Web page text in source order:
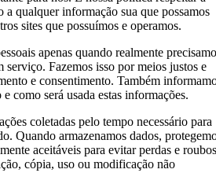
a qualquer informação sua que possamos
sites que possuímos e operamos.
apenas quando realmente
serviço. Fazemos isso por meios justos e
e consentimento. Também
como será usada estas informações.
coletadas pelo tempo necessário para
Quando armazenamos dados,
aceitáveis para evitar perdas e
cópia, uso ou modificação não